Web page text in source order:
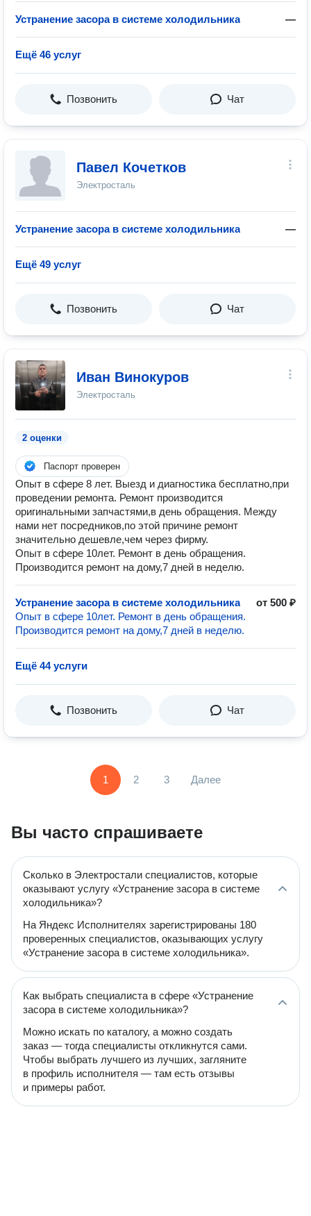
Устранение засора в системе холодильника —
Ещё 46 услуг
Позвонить Чат
Павел Кочетков
Электросталь
Устранение засора в системе холодильника —
Ещё 49 услуг
Позвонить Чат
Иван Винокуров
Электросталь
2 оценки
Паспорт проверен
Опыт в сфере 8 лет. Выезд и диагностика бесплатно,при
проведении ремонта. Ремонт производится
оригинальными запчастями,в день обращения. Между
нами нет посредников,по этой причине ремонт
значительно дешевле,чем через фирму.
Опыт в сфере 10лет. Ремонт в день обращения.
Производится ремонт на дому,7 дней в неделю.
Устранение засора в системе холодильника
от 500 ₽
Опыт в сфере 10лет. Ремонт в день обращения.
Производится ремонт на дому,7 дней в неделю.
Ещё 44 услуги
Позвонить Чат
1 2 3 Далее
Вы часто спрашиваете
Сколько в Электростали специалистов, которые
оказывают услугу «Устранение засора в системе
холодильника»?
На Яндекс Исполнителях зарегистрированы 180
проверенных специалистов, оказывающих услугу
«Устранение засора в системе холодильника».
Как выбрать специалиста в сфере «Устранение
засора в системе холодильника»?
Можно искать по каталогу, а можно создать
заказ — тогда специалисты откликнутся сами.
Чтобы выбрать лучшего из лучших, загляните
в профиль исполнителя — там есть отзывы
и примеры работ.